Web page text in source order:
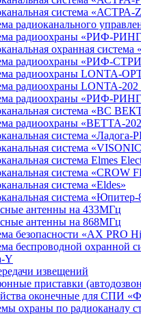
система «АСТРА-
радиоканального
радиоохраны «РИФ-
охранная система
радиоохраны «РИФ-
радиоохраны LONTA-
радиоохраны LONTA-
радиоохраны «РИФ-
система «ВС
радиоохраны «ВЕТТА-
система «Ладога-
система
система Elmes
система «CROW
система «Eldes»
система
антенны на 433МГц
антенны на 868МГц
безопасности «AX PRO
беспроводной охранной
Y
извещений
приставки
оконечные для СПИ
охраны по радиоканалу